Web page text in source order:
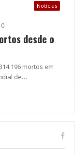
Notícias
0
desde o
mortos em
de…